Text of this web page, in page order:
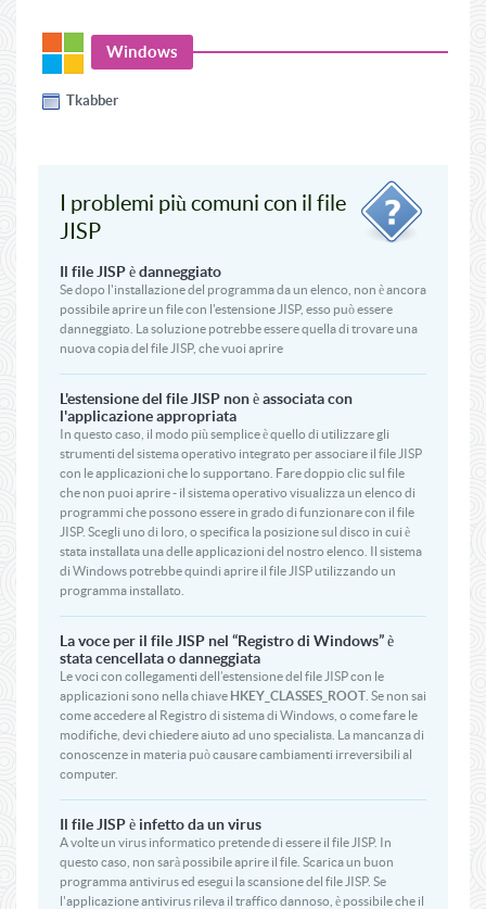
Windows
Tkabber
I problemi più comuni con il file
JISP
Il file JISP è danneggiato
Se dopo l'installazione del programma da un elenco, non è ancora
possibile aprire un file con l'estensione JISP, esso può essere
danneggiato. La soluzione potrebbe essere quella di trovare una
nuova copia del file JISP, che vuoi aprire
L'estensione del file JISP non è associata con
l'applicazione appropriata
In questo caso, il modo più semplice è quello di utilizzare gli
strumenti del sistema operativo integrato per associare il file JISP
con le applicazioni che lo supportano. Fare doppio clic sul file
che non puoi aprire - il sistema operativo visualizza un elenco di
programmi che possono essere in grado di funzionare con il file
JISP. Scegli uno di loro, o specifica la posizione sul disco in cui è
stata installata una delle applicazioni del nostro elenco. Il sistema
di Windows potrebbe quindi aprire il file JISP utilizzando un
programma installato.
La voce per il file JISP nel “Registro di Windows” è
stata cencellata o danneggiata
Le voci con collegamenti dell’estensione del file JISP con le
applicazioni sono nella chiave HKEY_CLASSES_ROOT . Se non sai
come accedere al Registro di sistema di Windows, o come fare le
modifiche, devi chiedere aiuto ad uno specialista. La mancanza di
conoscenze in materia può causare cambiamenti irreversibili al
computer.
Il file JISP è infetto da un virus
A volte un virus informatico pretende di essere il file JISP. In
questo caso, non sarà possibile aprire il file. Scarica un buon
programma antivirus ed esegui la scansione del file JISP. Se
l'applicazione antivirus rileva il traffico dannoso, è possibile che il